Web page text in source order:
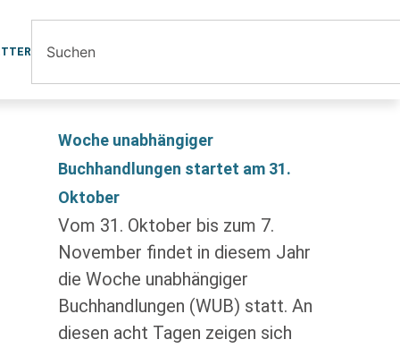
Woche unabhängiger
Buchhandlungen startet am 31.
Oktober
Vom 31. Oktober bis zum 7.
November findet in diesem Jahr
die Woche unabhängiger
Buchhandlungen (WUB) statt. An
diesen acht Tagen zeigen sich